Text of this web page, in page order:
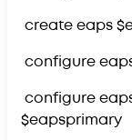
create eaps
configure
configure
$eapsprimary